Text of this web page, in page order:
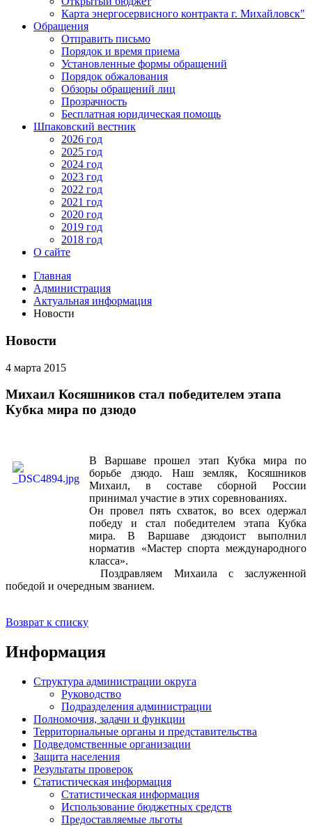
Карта энергосервисного контракта г. Михайловск"
Обращения
Отправить письмо
Порядок и время приема
Установленные формы обращений
Порядок обжалования
Обзоры обращений лиц
Прозрачность
Бесплатная юридическая помощь
Шпаковский вестник
2026 год
2025 год
2024 год
2023 год
2022 год
2021 год
2020 год
2019 год
2018 год
О сайте
Главная
Администрация
Актуальная информация
Новости
Новости
4 марта 2015
Михаил Косяшников стал победителем этапа
Кубка мира по дзюдо
В Варшаве прошел этап Кубка мира по
борьбе дзюдо. Наш земляк, Косяшников
Михаил, в составе сборной России
принимал участие в этих соревнованиях.
Он провел пять схваток, во всех одержал
победу и стал победителем этапа Кубка
мира. В Варшаве дзюдоист выполнил
норматив «Мастер спорта международного
класса».
Поздравляем Михаила с заслуженной
победой и очередным званием.
Возврат к списку
Информация
Структура администрации округа
Руководство
Подразделения администрации
Полномочия, задачи и функции
Территориальные органы и представительства
Подведомственные организации
Защита населения
Результаты проверок
Статистическая информация
Статистическая информация
Использование бюджетных средств
Предоставляемые льготы